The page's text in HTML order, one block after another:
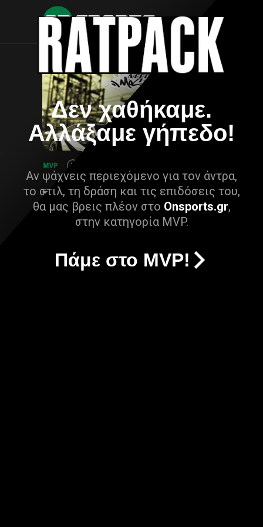
Δεν χαθήκαμε.
Αλλάξαμε γήπεδο!
Αν ψάχνεις περιεχόμενο για τον άντρα,
το στιλ, τη δράση και τις επιδόσεις του,
θα μας βρεις πλέον στο Onsports.gr,
στην κατηγορία MVP.
Πάμε στο MVP!